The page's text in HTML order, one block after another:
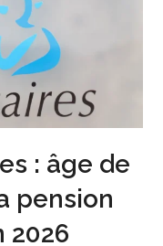
: âge de
pension
2026